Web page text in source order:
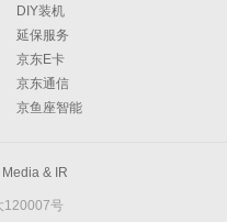
DIY装机
延保服务
京东E卡
京东通信
京鱼座智能
Media & IR
120007号